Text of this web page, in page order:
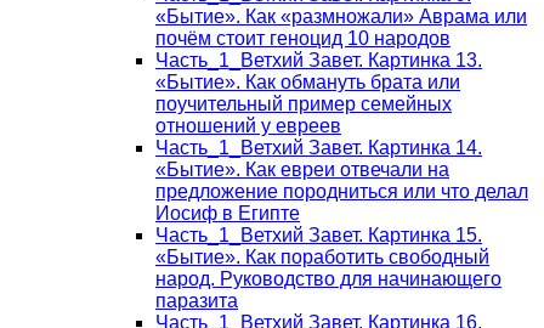
«Бытие». Как «размножали» Аврама или
почём стоит геноцид 10 народов
Часть_1_Ветхий Завет. Картинка 13.
«Бытие». Как обмануть брата или
поучительный пример семейных
отношений у евреев
Часть_1_Ветхий Завет. Картинка 14.
«Бытие». Как евреи отвечали на
предложение породниться или что делал
Иосиф в Египте
Часть_1_Ветхий Завет. Картинка 15.
«Бытие». Как поработить свободный
народ. Руководство для начинающего
паразита
Часть_1_Ветхий Завет. Картинка 16.